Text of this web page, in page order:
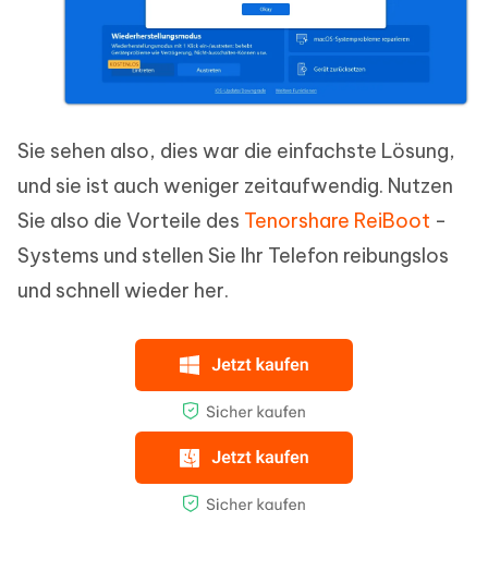
Sie sehen also, dies war die einfachste Lösung,
und sie ist auch weniger zeitaufwendig. Nutzen
Sie also die Vorteile des Tenorshare ReiBoot -
Systems und stellen Sie Ihr Telefon reibungslos
und schnell wieder her.